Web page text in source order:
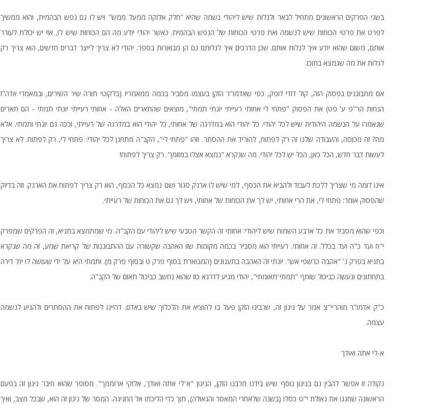
בשני הפרקים הראשונים מתחיל לבאר ולגלות שיש ליהודי נשמה שהיא "חלק אלוקה ממעל ממש" ויש לו גם נפש הבהמית, והוא ממשיך
לפרט את פרטי הכוחות שיש לנשמה ואת פרטי הכוחות של הנפש הבהמית. כאשר יהודי יודע מה הם הכוחות שיש לו, אזי יש יכולת לעורר
אותם, משום שהוא יודע איך לגלות אותם. שכן הדרכים איך לגלותם גם הן מבוארות בספר. יהודי לא צריך לייצר דברים חדשים, הוא צריך רק
לגלות את מה שנמצא בתוכו.
אם מתבוננים בפסוק הזה, קול דודי דופק, כפי שאדמו"ר הזקן בעצמו מסביר בכמה ממאמריו (בלקוטי תורה שיר השירים, ובמאמרי אדה"ז
הנחות הר"פ ע' פט) את הפסוק "פתחי לי אחותי רעייתי יונתי תמתי", מוצאים שהתארים האלה - אחותי רעייתי יונתי תמתי - הם תארים
שנאמרו על הנשמה היהודית שיש לכל יהודי. כל יהודי הוא במדרגה של אחותי, כל יהודי הוא במדרגה של רעייתי, וככה גם יונתי ותמתי. אלא
מה? זה מכוסה, והעבודה שלנו זה רק לפתוח, להוריד את ההסתר. וזהו "פתחי לי", הקב"ה מתחנן לכל יהודי: פתחי לי, רק לפתוח. לא צריך
לעשות דבר חדש, הכל כאן, הכל יש לכל יהודי. מה שנקרא "נמצא אצלו במזומן". רק צריך לפתוח!
אינו דומה מי שצריך ללכת לעבוד ולהביא את הכסף, למי שיש לו ארנק סגור ושם נמצא כל הכסף, הוא רק צריך לפתוח את הארנק. וזה בדיוק
שהפסוק אומר: פתחי לי, את הרי אחותי, יש לך את הכוחות של אחותי, ויש לך גם את הכוחות של רעייתי.
וכפי שהוא מסביר את כל ארבע השמות שיש ליהודי: אחותי זה הקשר הטבעי שיש ליהודי עם הקב"ה. מי שמתמצא בתניא, זה הפרקים שמפרק
י"ח ועד כ"ה ועד בכלל. זה אחותי. רעייתי הוא מסביר בכמה מקומות שזו האהבה שקשורה עם ההתבוננות של קריאת שמע, זה מה שנקרא
בתניא בפרק נ' "אהבה כרשפי אש". יונתי זה האהבה בתענוגים (המבוארת בסוף פרק ט ובסוף פרק מ). ותמתי היא על ידי שעושה לו ית' דירה
בתחתונים ונעשה כביכול שותף "תמתי־תאומתי", יהודי מגיע לדרגא כזו שהוא נחשב כביכול תאום של הקב"ה.
כ"ק אדמו"ר מוהריי"צ אמר על ניגון זה, שרבינו הזקן פעל בו להוציא את הלכלוך שיש באדם. דהיינו לפתוח את ההסתרים ולהגיע לנשמה
עצמה.
א-לי אתה ואודך
נקודה זו אפשר להבין גם בניגון נוסף שיש בידנו מרבנו הזקן, הניגון "א־לי אתה ואודך, אלוקי ארוממך". מסופר שהוא חיבר ניגון זה בפעם
הראשונה שחגגו את גאולת י"ט כסלו (בשנה שלאחרי המאסר והגאולה), תוך כדי הליכתו אל החגיגה. המסר של ניגון זה הוא, שבכל מצב, ואיך